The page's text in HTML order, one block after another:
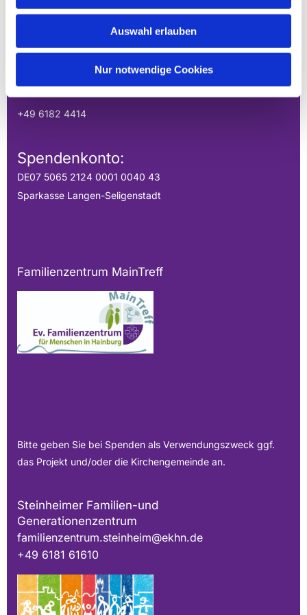
Auswahl erlauben
Nur notwendige Cookies
gesamtkirchengemeinde.mainperlen@ekhn.de
+49 6182 4414
Spendenkonto:
DE07 5065 2124 0001 0040 43
Sparkasse Langen-Seligenstadt
Familienzentrum MainTreff
Bitte geben Sie bei Spenden als Verwendungszweck ggf.
das Projekt und/oder die Kirchengemeinde an.
Steinheimer Familien-und
Generationenzentrum
familienzentrum.steinheim@ekhn.de
+49 6181 61610